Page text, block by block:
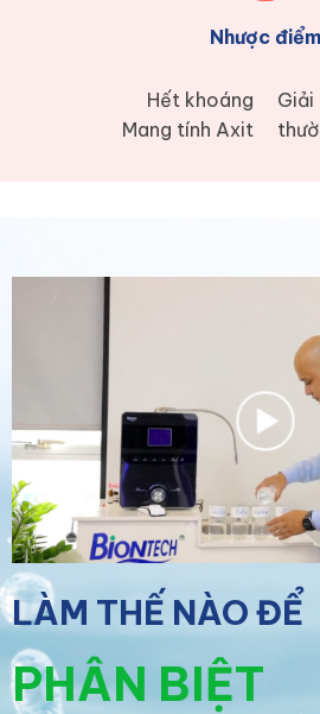
Hết khoáng
Mang tính Axit
Nhược điểm
LÀM THẾ NÀO ĐỂ
PHÂN BIỆT